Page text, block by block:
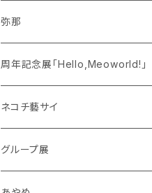
個展「水面下にあるもの」
弥那
個展「秘密のつどい」
周年記念展「Hello,Meoworld!」
1周年記念展「Hello, Meoworld!!」
ネコチ藝サイ
ネコチ藝サイ25
グループ展